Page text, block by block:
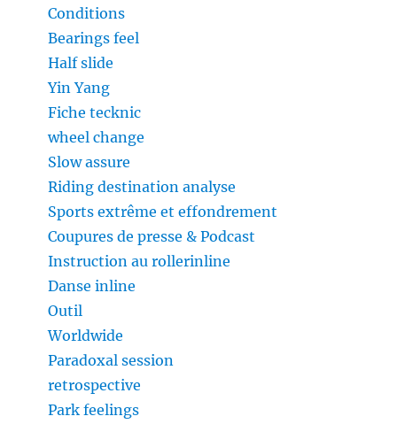
Conditions
Bearings feel
Half slide
Yin Yang
Fiche tecknic
wheel change
Slow assure
Riding destination analyse
Sports extrême et effondrement
Coupures de presse & Podcast
Instruction au rollerinline
Danse inline
Outil
Worldwide
Paradoxal session
retrospective
Park feelings